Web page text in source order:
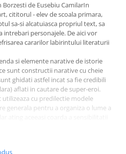
de Eusebiu CamilarIn
cititorul - elev de scoala primara,
sa-si alcatuiasca propriul text, sa
intrebari personajele. De aici vor
cararilor labirintului literaturii
si elemente narative de istorie
sunt constructii narative cu cheie
ghidati astfel incat sa fie credibili
aflati in cautare de super-eroi.
cu predilectie modele
generala pentru a organiza o lume a
astfel incat sa fie credibili pentru